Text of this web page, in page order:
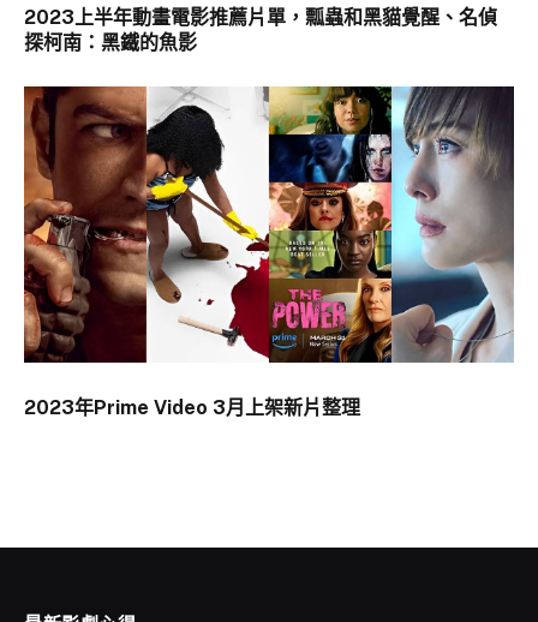
2023上半年動畫電影推薦片單，瓢蟲和黑貓覺醒、名偵
探柯南：黑鐵的魚影
2023年Prime Video 3月上架新片整理